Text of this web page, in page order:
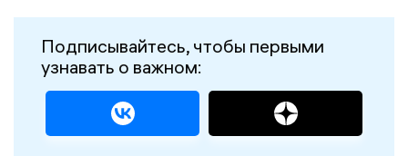
Подписывайтесь, чтобы первыми
узнавать о важном: